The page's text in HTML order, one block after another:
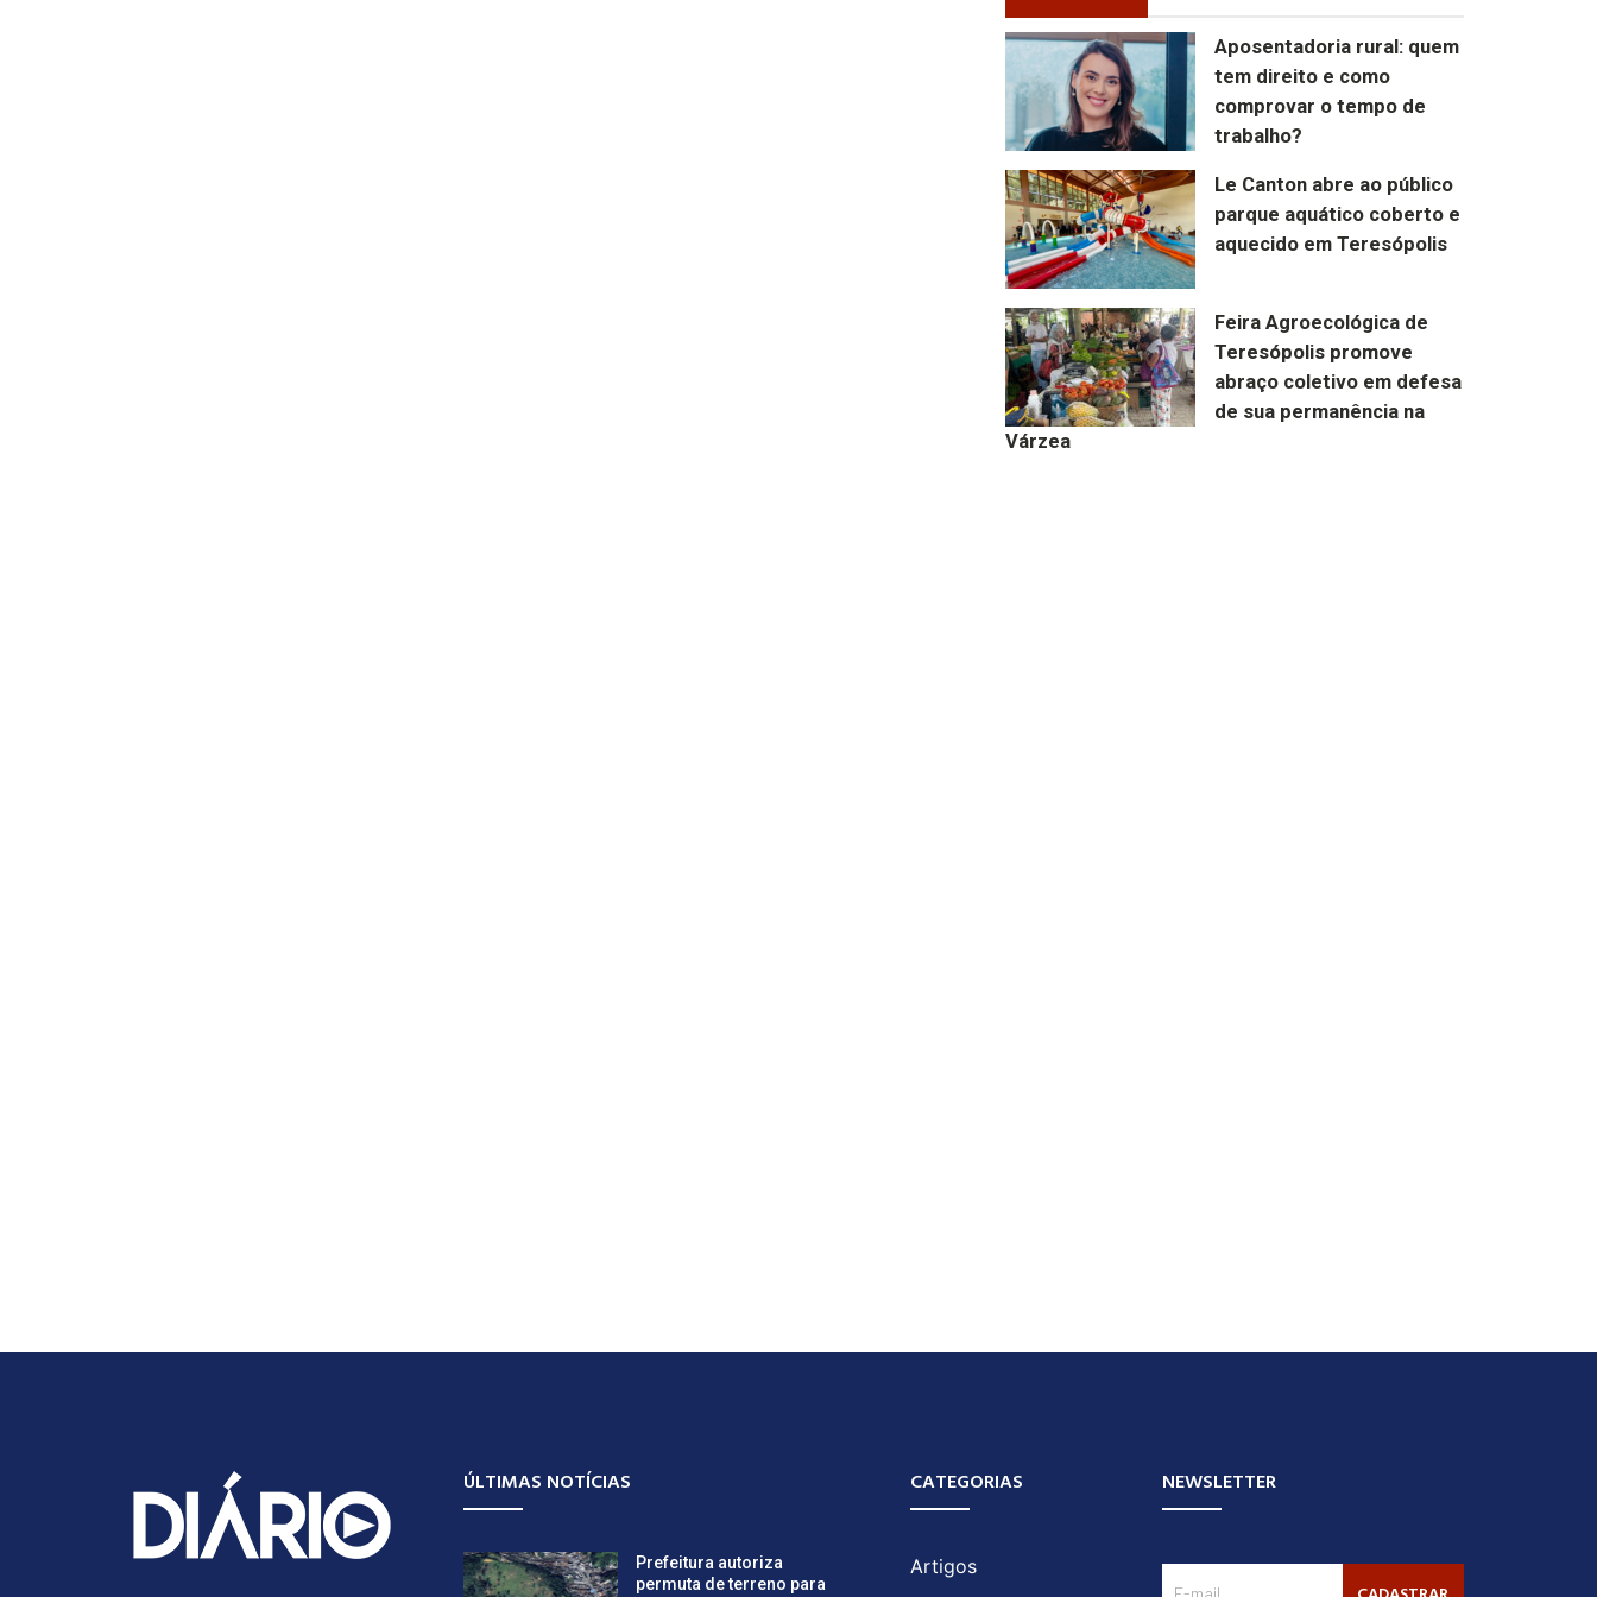
Aposentadoria rural: quem
tem direito e como
comprovar o tempo de
trabalho?
Le Canton abre ao público
parque aquático coberto e
aquecido em Teresópolis
Feira Agroecológica de
Teresópolis promove
abraço coletivo em defesa
de sua permanência na
Várzea
ÚLTIMAS NOTÍCIAS
Prefeitura autoriza
permuta de terreno para
CATEGORIAS
Artigos
NEWSLETTER